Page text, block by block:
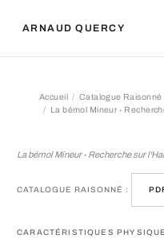
ARNAUD QUERCY
Accueil
Catalogue Raisonné
La bémol Mineur -
La bémol Mineur - Recherche sur
CATALOGUE RAISONNÉ :
CARACTÉRISTIQUES